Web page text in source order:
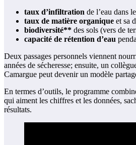
taux d’infiltration de l’eau dans
taux de matière organique et sa
biodiversité** des sols (vers de
capacité de rétention d’eau
Deux passages personnels viennent
années de sécheresse; ensuite, un
Camargue peut devenir un modèle
En termes d’outils, le programme
qui aiment les chiffres et les données,
résultats.